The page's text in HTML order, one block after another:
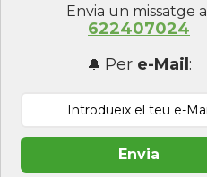
Envia un missatge al
622407024
🔔 Per e-Mail :
Envia